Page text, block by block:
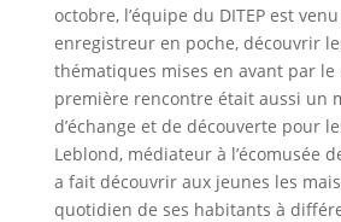
octobre, l’équipe du DITEP est
enregistreur en poche, découvrir
thématiques mises en avant par le
première rencontre était aussi un
d’échange et de découverte pour
Leblond, médiateur à l’écomusée
a fait découvrir aux jeunes les
quotidien de ses habitants à